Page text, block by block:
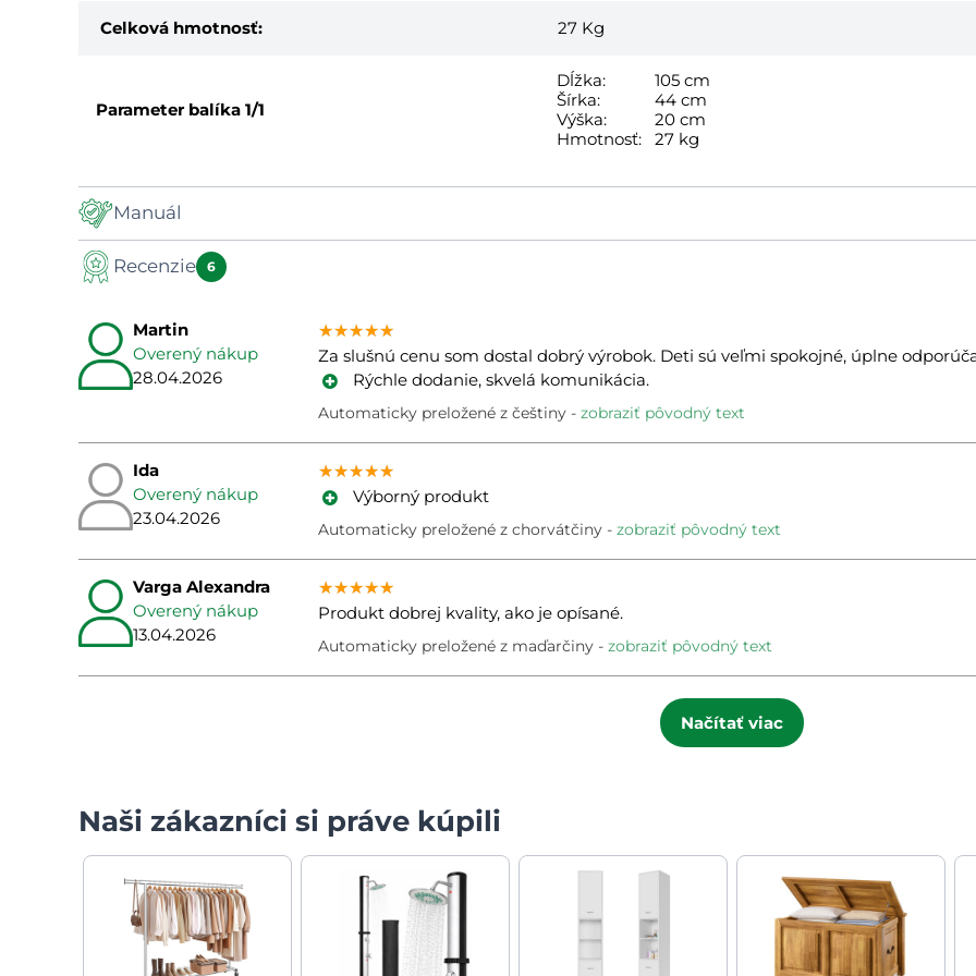
Celková hmotnosť: 27 Kg
Parameter balíka 1/1
Dĺžka:
105 cm
Šírka:
44 cm
Výška:
20 cm
Hmotnosť:
27 kg
Manuál
Manuál
Recenzie 6
Martin
Overený nákup
28.04.2026
★★★★★
★★★★★
★★★★★
Za slušnú cenu som dostal dobrý výrobok. Deti sú veľmi spokojné, úplne
Rýchle dodanie, skvelá komunikácia.
Automaticky preložené z češtiny zobraziť pôvodný text
Ida
Overený nákup
23.04.2026
★★★★★
★★★★★
★★★★★
Výborný produkt
Automaticky preložené z chorvátčiny zobraziť pôvodný text
Varga Alexandra
Overený nákup
13.04.2026
★★★★★
★★★★★
★★★★★
Produkt dobrej kvality, ako je opísané.
Automaticky preložené z maďarčiny zobraziť pôvodný text
Načítať viac
Naši zákazníci si práve kúpili